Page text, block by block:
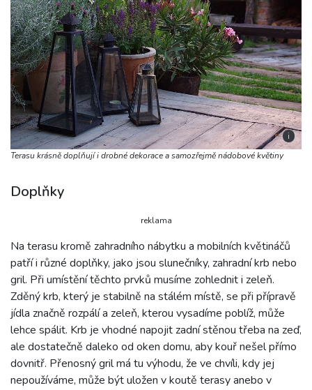
i
Terasu krásně doplňují i drobné dekorace a samozřejmě nádobové květiny
Doplňky
reklama
Na terasu kromě zahradního nábytku a mobilních květináčů
patří i různé doplňky, jako jsou slunečníky, zahradní krb nebo
gril. Při umístění těchto prvků musíme zohlednit i zeleň.
Zděný krb, který je stabilně na stálém místě, se při přípravě
jídla značně rozpálí a zeleň, kterou vysadíme poblíž, může
lehce spálit. Krb je vhodné napojit zadní stěnou třeba na zeď,
ale dostatečně daleko od oken domu, aby kouř nešel přímo
dovnitř. Přenosný gril má tu výhodu, že ve chvíli, kdy jej
nepoužíváme, může být uložen v koutě terasy anebo v